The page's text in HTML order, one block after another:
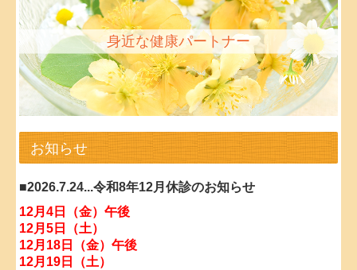
当院の手術設備
施設、設備など
地図、交通案内
求人募集
身近な健康パートナー
お知らせ
■2026.7.24...令和8年12月休診のお知らせ
12月4日（金）午後
12月5日（土）
12月18日（金）午後
12月19日（土）